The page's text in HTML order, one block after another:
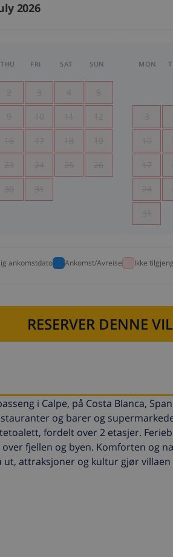
2026
THU FRI SAT SUN
2 3 4 5
9 10 11 12
16 17 18 19
23 24 25 26
30 31
MON
3
10
17
24
31
ankomstdato Ankomst/Avreise Ikke
RESERVER DENNE
i Calpe, på Costa Blanca,
og barer og
fordelt over 2 etasjer.
fjellen og byen. Komforten og
attraksjoner og kultur gjør